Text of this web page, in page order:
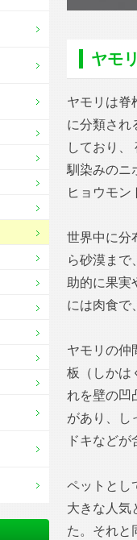
ヤモ
ヤモリは脊
に分類され
しており、
馴染みのニ
ヒョウモン
世界中に分
ら砂漠まで
助的に果実
には肉食で
ヤモリの仲
板（しかは
れを壁の凹
があり、し
ドキなどが
ペットとし
大きな人気
た。それと